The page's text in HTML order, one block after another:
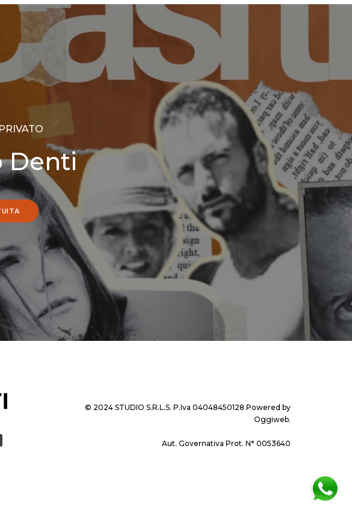
Denti
© 2024 STUDIO S.R.L.S. P.Iva 04048450128 Powered by
Oggiweb.
Aut. Governativa Prot. N° 0053640